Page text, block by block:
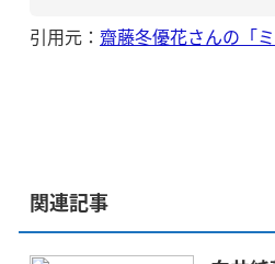
引用元： 齋藤冬優花さんの「ミ
関連記事